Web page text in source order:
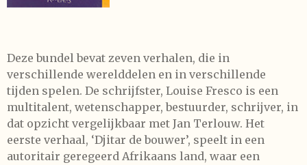
Deze bundel bevat zeven verhalen, die in
verschillende werelddelen en in verschillende
tijden spelen. De schrijfster, Louise Fresco is een
multitalent, wetenschapper, bestuurder, schrijver, in
dat opzicht vergelijkbaar met Jan Terlouw. Het
eerste verhaal, ‘Djitar de bouwer’, speelt in een
autoritair geregeerd Afrikaans land, waar een